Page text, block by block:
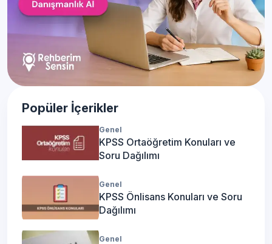
Popüler İçerikler
Genel
KPSS Ortaöğretim Konuları ve
Soru Dağılımı
Genel
KPSS Önlisans Konuları ve Soru
Dağılımı
Genel